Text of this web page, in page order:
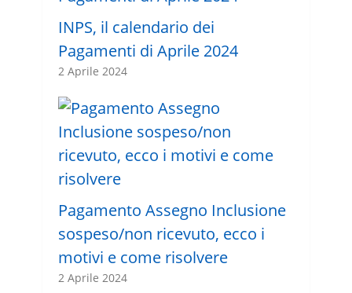
INPS, il calendario dei
Pagamenti di Aprile 2024
2 Aprile 2024
Pagamento Assegno Inclusione
sospeso/non ricevuto, ecco i
motivi e come risolvere
2 Aprile 2024